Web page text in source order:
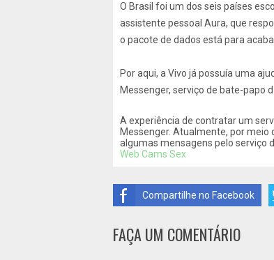
O Brasil foi um dos seis países
assistente pessoal Aura, que
o pacote de dados está para
Por aqui, a Vivo já possuía uma
Messenger, serviço de bate-papo
A experiência de contratar um
Messenger. Atualmente, por meio
algumas mensagens pelo serviço
Web Cams Sex
Compartilhe no Facebook
FAÇA UM COMENTÁRIO